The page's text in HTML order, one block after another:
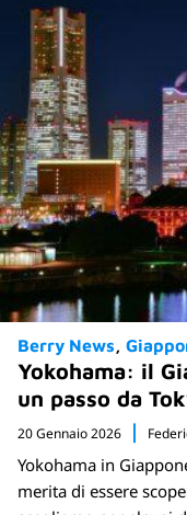
Berry News
Yokohama: il
un passo da
20 Gennaio 2026
Yokohama in
merita di essere